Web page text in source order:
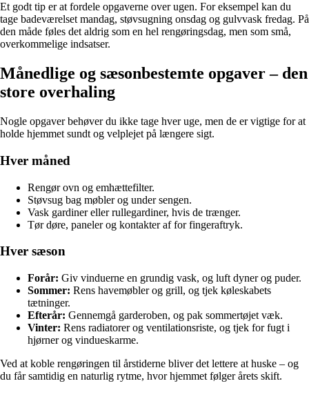
Et godt tip er at fordele opgaverne over ugen. For eksempel kan du
tage badeværelset mandag, støvsugning onsdag og gulvvask fredag. På
den måde føles det aldrig som en hel rengøringsdag, men som små,
overkommelige indsatser.
Månedlige og sæsonbestemte opgaver – den
store overhaling
Nogle opgaver behøver du ikke tage hver uge, men de er vigtige for at
holde hjemmet sundt og velplejet på længere sigt.
Hver måned
Rengør ovn og emhættefilter.
Støvsug bag møbler og under sengen.
Vask gardiner eller rullegardiner, hvis de trænger.
Tør døre, paneler og kontakter af for fingeraftryk.
Hver sæson
Forår: Giv vinduerne en grundig vask, og luft dyner og puder.
Sommer: Rens havemøbler og grill, og tjek køleskabets
tætninger.
Efterår: Gennemgå garderoben, og pak sommertøjet væk.
Vinter: Rens radiatorer og ventilationsriste, og tjek for fugt i
hjørner og vindueskarme.
Ved at koble rengøringen til årstiderne bliver det lettere at huske – og
du får samtidig en naturlig rytme, hvor hjemmet følger årets skift.